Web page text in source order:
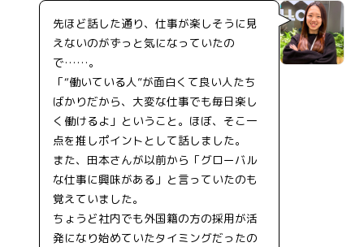
先ほど話した通り、仕事が楽しそうに見
えないのがずっと気になっていたの
で……。
「“働いている人”が面白くて良い人たち
ばかりだから、大変な仕事でも毎日楽し
く働けるよ」ということ。ほぼ、そこ一
点を推しポイントとして話しました。
また、田本さんが以前から「グローバル
な仕事に興味がある」と言っていたのも
覚えていました。
ちょうど社内でも外国籍の方の採用が活
発になり始めていたタイミングだったの